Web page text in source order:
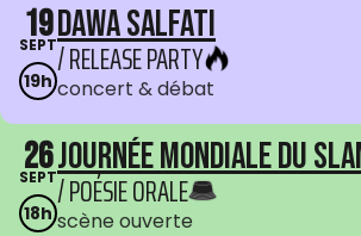
19
SEPT
19h
Dawa Salfati
/ RELEASE PARTY
concert & débat
26
SEPT
18h
Journée mondiale du
/ POÉSIE ORALE
scène ouverte